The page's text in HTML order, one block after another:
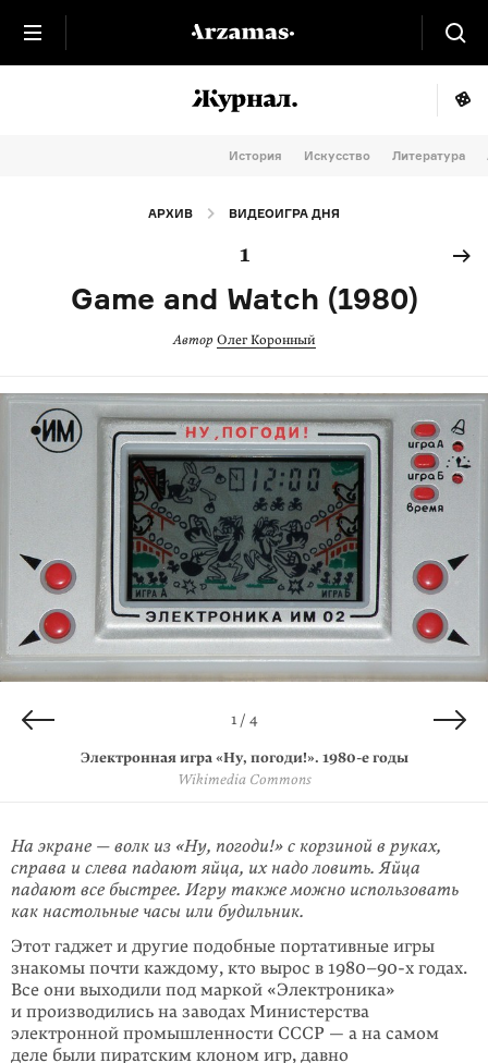
История Искусство Литература
АРХИВ ВИДЕОИГРА ДНЯ
1
Game and Watch (1980)
Автор Олег Коронный
1 / 4
Электронная игра «Ну, погоди!». 1980-егоды
Wikimedia Commons
2 / 4
Электронная игра Game and Watch, модель Mickey Mouse
компании Nintendo. 1981 год
3 / 4
Электронная игра Game and Watch, модель EggEG-26компании
Nintendo. 1981 год
4 / 4
Электронная игра Game and Watch, модель Donkey Kong
компании Nintendo. 1982 год
На экране — волк из «Ну, погоди!» с корзиной в руках,
справа и слева падают яйца, их надо ловить. Яйца
падают все быстрее. Игру также можно исполь­зовать
как настольные часы или будильник.
Этот гаджет и другие подобные портативные игры
знакомы почти каждому, кто вырос в 1980–90-х годах.
Все они выходили под маркой «Электроника»
и производились на заводах Министерства
электронной промышленности СССР — а на самом
деле были пиратским клоном игр, давно